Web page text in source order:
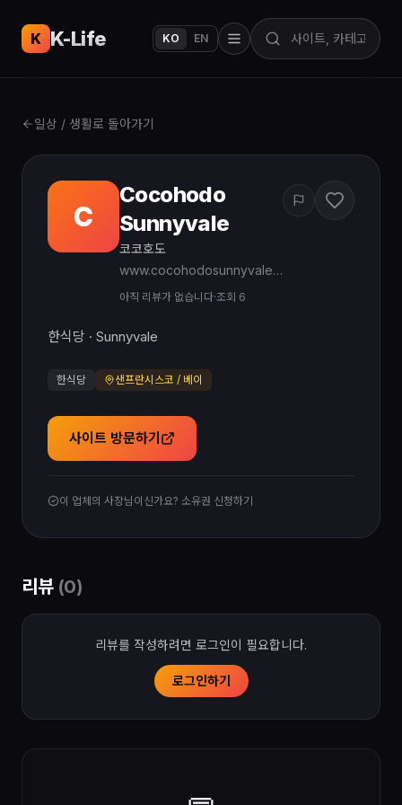
K K-Life KO EN
일상 / 생활로 돌아가기
C
Cocohodo
Sunnyvale
코코호도
www.cocohodosunnyvale.com
아직 리뷰가 없습니다·조회 6
한식당 · Sunnyvale
한식당 샌프란시스코 / 베이
사이트 방문하기
이 업체의 사장님이신가요? 소유권 신청하기
리뷰 (0)
리뷰를 작성하려면 로그인이 필요합니다.
로그인하기